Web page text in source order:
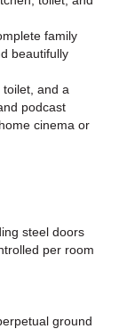
family
beautifully
and a
podcast
cinema or
steel doors
per room
ground